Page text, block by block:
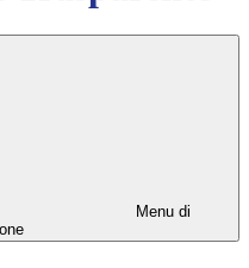
Menu di